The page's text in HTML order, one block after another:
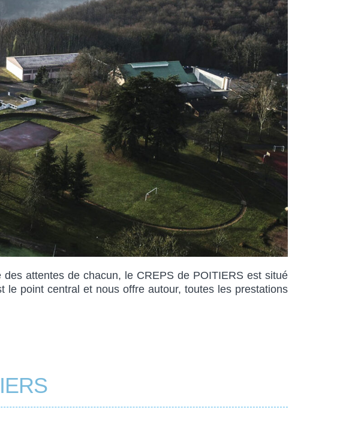
attentes de chacun, le CREPS de POITIERS est situé
point central et nous offre autour, toutes les prestations